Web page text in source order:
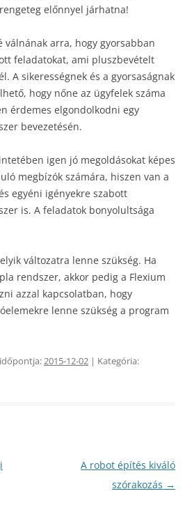
előnnyel járhatna!
válnának arra, hogy gyorsabban
feladatokat, ami pluszbevételt
A sikerességnek és a gyorsaságnak
hogy nőne az ügyfelek száma
érdemes elgondolkodni egy
bevezetésén.
igen jó megoldásokat képes
megbízók számára, hiszen van a
egyéni igényekre szabott
is. A feladatok bonyolultsága
változatra lenne szükség. Ha
rendszer, akkor pedig a Flexium
azzal kapcsolatban, hogy
lenne szükség a program
2015-12-02 | Kategória:
A robot építés kiváló
szórakozás →